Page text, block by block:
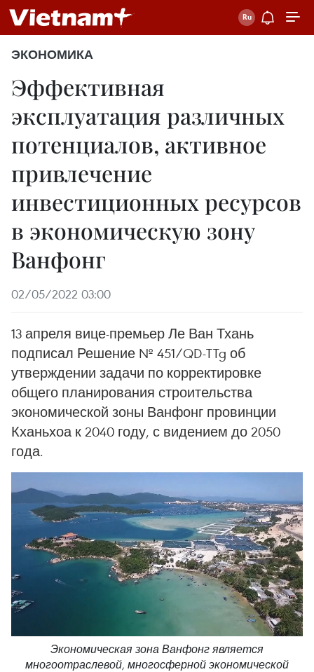
ЭКОНОМИКА
Эффективная
эксплуатация различных
потенциалов, активное
привлечение
инвестиционных ресурсов
в экономическую зону
Ванфонг
02/05/2022 03:00
13 апреля вице-премьер Ле Ван Тхань
подписал Решение № 451/QD-TTg об
утверждении задачи по корректировке
общего планирования строительства
экономической зоны Ванфонг провинции
Кханьхоа к 2040 году, с видением до 2050
года.
Экономическая зона Ванфонг является
многоотраслевой, многосферной экономической